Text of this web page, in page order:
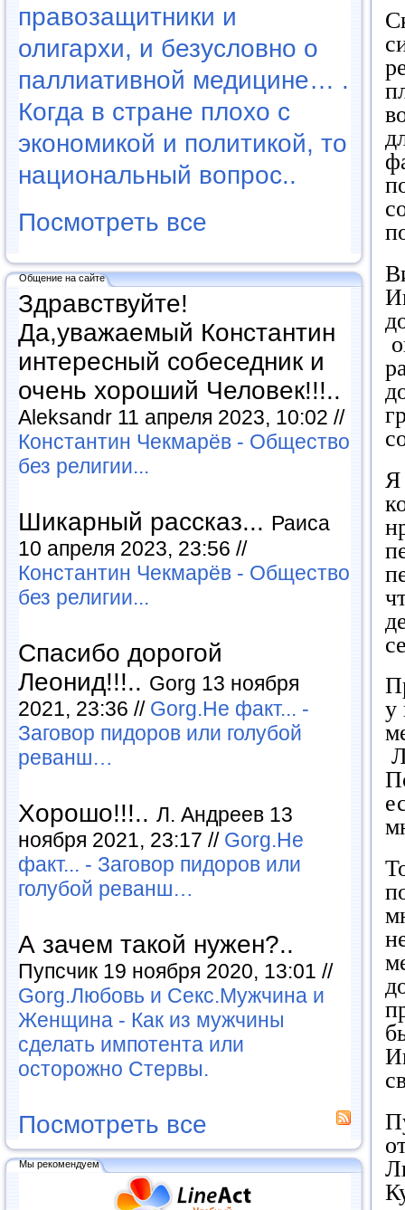
правозащитники и
олигархи, и безусловно о
паллиативной медицине… .
Когда в стране плохо с
экономикой и политикой, то
национальный вопрос..
Посмотреть все
Общение на сайте
Здравствуйте!
Да,уважаемый Константин
интересный собеседник и
очень хороший Человек!!!..
Aleksandr 11 апреля 2023, 10:02 //
Константин Чекмарёв - Общество
без религии...
Шикарный рассказ... Раиса
10 апреля 2023, 23:56 //
Константин Чекмарёв - Общество
без религии...
Спасибо дорогой
Леонид!!!.. Gorg 13 ноября
2021, 23:36 // Gorg.Не факт... -
Заговор пидоров или голубой
реванш…
Хорошо!!!.. Л. Андреев 13
ноября 2021, 23:17 // Gorg.Не
факт... - Заговор пидоров или
голубой реванш…
А зачем такой нужен?..
Пупсчик 19 ноября 2020, 13:01 //
Gorg.Любовь и Секс.Мужчина и
Женщина - Как из мужчины
сделать импотента или
осторожно Стервы.
Посмотреть все
Мы рекомендуем
Я
у